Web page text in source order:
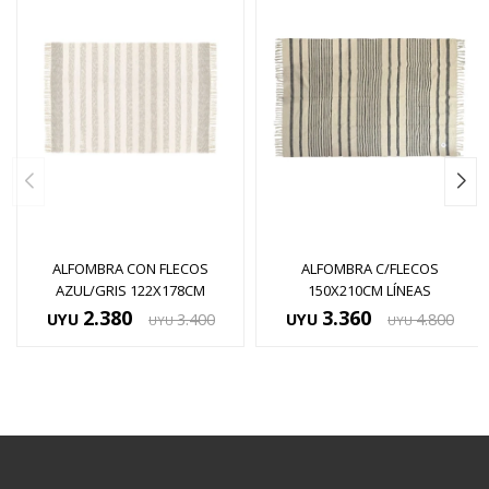
ALFOMBRA CON FLECOS
AZUL/GRIS 122X178CM
UYU 2.380 UYU 3.400
ALFOMBRA C/FLECOS
150X210CM LÍNEAS
UYU 3.360 UYU 4.800